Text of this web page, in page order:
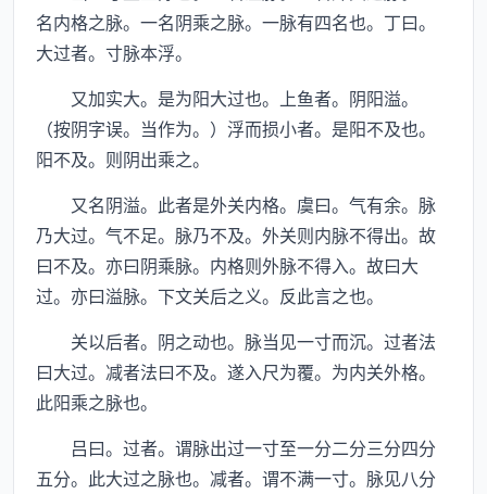
名内格之脉。一名阴乘之脉。一脉有四名也。丁曰。
大过者。寸脉本浮。
又加实大。是为阳大过也。上鱼者。阴阳溢。
（按阴字误。当作为。）浮而损小者。是阳不及也。
阳不及。则阴出乘之。
又名阴溢。此者是外关内格。虞曰。气有余。脉
乃大过。气不足。脉乃不及。外关则内脉不得出。故
曰不及。亦曰阴乘脉。内格则外脉不得入。故曰大
过。亦曰溢脉。下文关后之义。反此言之也。
关以后者。阴之动也。脉当见一寸而沉。过者法
曰大过。减者法曰不及。遂入尺为覆。为内关外格。
此阳乘之脉也。
吕曰。过者。谓脉出过一寸至一分二分三分四分
五分。此大过之脉也。减者。谓不满一寸。脉见八分